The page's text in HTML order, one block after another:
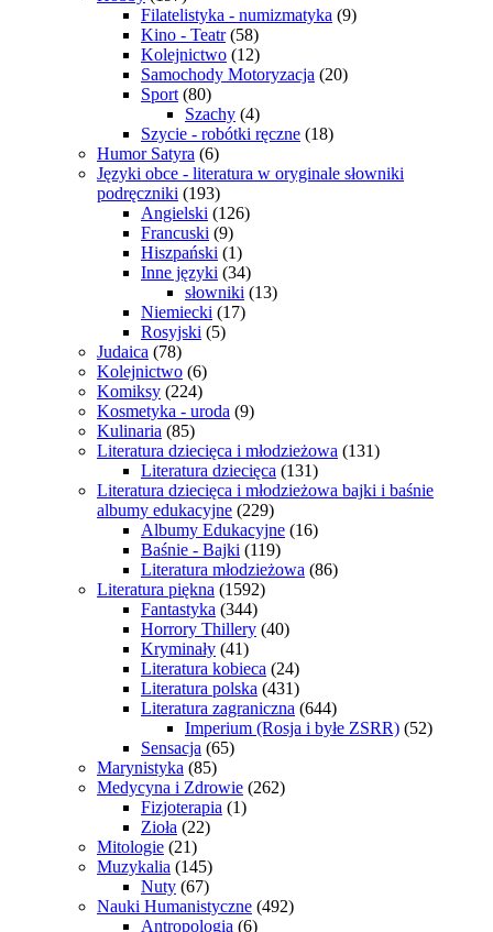
Filatelistyka - numizmatyka (9)
Kino - Teatr (58)
Kolejnictwo (12)
Samochody Motoryzacja (20)
Sport (80)
Szachy (4)
Szycie - robótki ręczne (18)
Humor Satyra (6)
Języki obce - literatura w oryginale słowniki
podręczniki (193)
Angielski (126)
Francuski (9)
Hiszpański (1)
Inne języki (34)
słowniki (13)
Niemiecki (17)
Rosyjski (5)
Judaica (78)
Kolejnictwo (6)
Komiksy (224)
Kosmetyka - uroda (9)
Kulinaria (85)
Literatura dziecięca i młodzieżowa (131)
Literatura dziecięca (131)
Literatura dziecięca i młodzieżowa bajki i baśnie
albumy edukacyjne (229)
Albumy Edukacyjne (16)
Baśnie - Bajki (119)
Literatura młodzieżowa (86)
Literatura piękna (1592)
Fantastyka (344)
Horrory Thillery (40)
Kryminały (41)
Literatura kobieca (24)
Literatura polska (431)
Literatura zagraniczna (644)
Imperium (Rosja i byłe ZSRR) (52)
Sensacja (65)
Marynistyka (85)
Medycyna i Zdrowie (262)
Fizjoterapia (1)
Zioła (22)
Mitologie (21)
Muzykalia (145)
Nuty (67)
Nauki Humanistyczne (492)
Antropologia (6)